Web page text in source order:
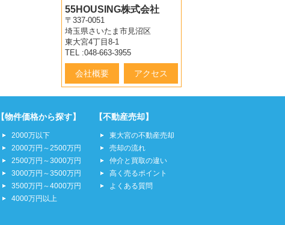
55HOUSING株式会社
〒337-0051
埼玉県さいたま市見沼区
東大宮4丁目8-1
TEL :048-663-3955
会社概要 アクセス
【物件価格から探す】
2000万以下
2000万円～2500万円
2500万円～3000万円
3000万円～3500万円
3500万円～4000万円
4000万円以上
【不動産売却】
東大宮の不動産売却
売却の流れ
仲介と買取の違い
高く売るポイント
よくある質問